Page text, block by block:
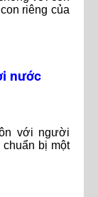
riêng của
nước
với người
bị một